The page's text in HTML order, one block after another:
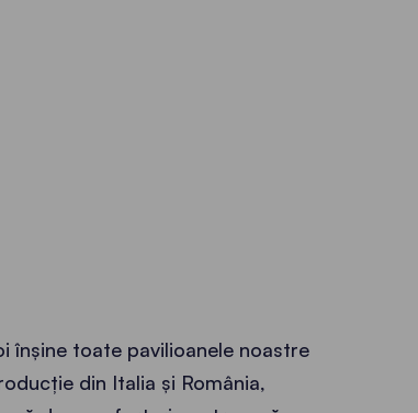
înșine toate pavilioanele noastre
din Italia și România,